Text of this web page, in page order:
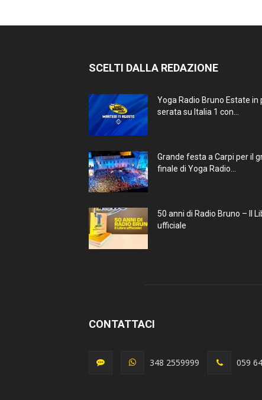
SCELTI DALLA REDAZIONE
Yoga Radio Bruno Estate in
serata su Italia 1 con...
Grande festa a Carpi per il
finale di Yoga Radio...
50 anni di Radio Bruno – Il
ufficiale
CONTATTACI
348 2559999 059